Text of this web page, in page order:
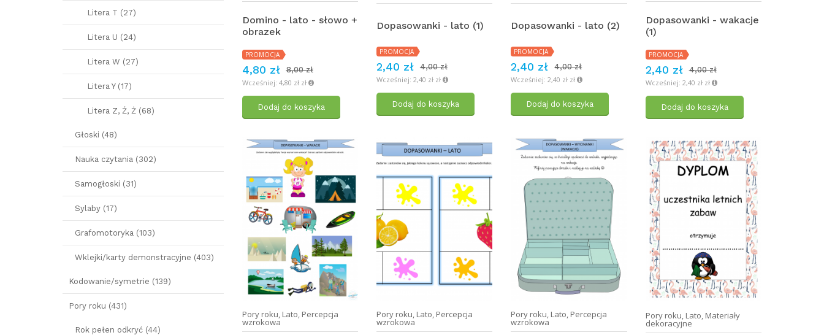
Domino - lato - słowo +
obrazek
PROMOCJA
4,80 zł
8,00 zł
Wcześniej: 4,80 zł zł
Dodaj do koszyka
Dopasowanki - lato (1)
PROMOCJA
2,40 zł
4,00 zł
Wcześniej: 2,40 zł zł
Dodaj do koszyka
Dopasowanki - lato (2)
PROMOCJA
2,40 zł
4,00 zł
Wcześniej: 2,40 zł zł
Dodaj do koszyka
Dopasowanki - wakacje
(1)
PROMOCJA
2,40 zł
4,00 zł
Wcześniej: 2,40 zł zł
Dodaj do koszyka
Pory roku Lato Percepcja
wzrokowa
Pory roku Lato Percepcja
wzrokowa
Pory roku Lato Percepcja
wzrokowa
Pory roku, Lato, Materiały
dekoracyjne
Litera T (27)
Litera U (24)
Litera W (27)
Litera Y (17)
Litera Z, Ź, Ż (68)
Głoski (48)
Nauka czytania (302)
Samogłoski (31)
Sylaby (17)
Grafomotoryka (103)
Wklejki/karty demonstracyjne (403)
Kodowanie/symetrie (139)
Pory roku (431)
Rok pełen odkryć (44)